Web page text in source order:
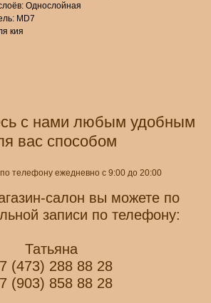
Однослойная
MD7
кия
с нами любым удобным
вас способом
по телефону ежедневно с 9:00 до 20:00
салон вы можете по
записи по телефону:
Татьяна
(473) 288 88 28
(903) 858 88 28